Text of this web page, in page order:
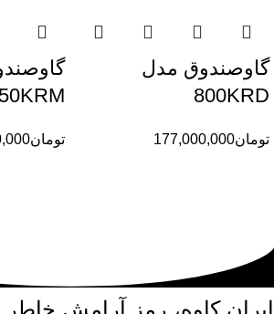
گاوصندوق مدل
800KRD
تومان177,000,000 تومان
ایران کاوه، رمز آرامش